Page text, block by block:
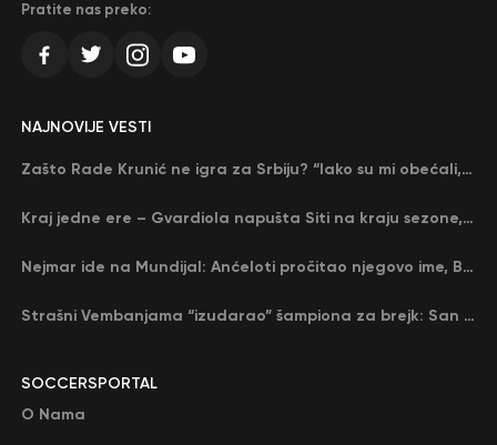
Pratite nas preko:
SOCCERSPORTAL
O Nama
NAJNOVIJE VESTI
Zašto Rade Krunić ne igra za Srbiju? “Iako su mi obećali, niko me nije zvao…”
Kraj jedne ere – Gvardiola napušta Siti na kraju sezone, menja ga njegov nekadašnji rival
Nejmar ide na Mundijal: Anćeloti pročitao njegovo ime, Brazil u delirijumu (VIDEO)
Strašni Vembanjama “izudarao” šampiona za brejk: San Antonio poveo protiv Oklahome